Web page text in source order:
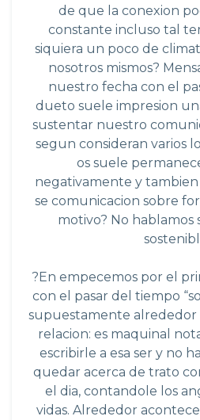
de que la conexion
constante incluso tal
siquiera un poco de
nosotros mismos?
nuestro fecha con el
dueto suele impresion
sustentar nuestro
segun consideran varios
os suele
negativamente y
se comunicacion sobre
motivo? No hablamos
?En empecemos por el
con el pasar del tiempo
supuestamente alrededor
relacion: es maquinal
escribirle a esa ser y no
quedar acerca de trato
el dia, contandole los
vidas. Alrededor